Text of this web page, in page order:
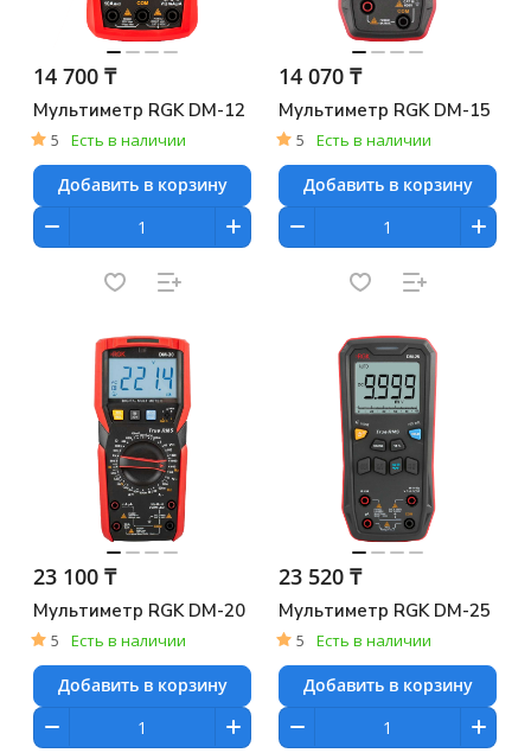
14 700 ₸
Мультиметр RGK DM-12
5 Есть в наличии
Добавить в корзину
14 070 ₸
Мультиметр RGK DM-15
5 Есть в наличии
Добавить в корзину
23 100 ₸
Мультиметр RGK DM-20
5 Есть в наличии
Добавить в корзину
23 520 ₸
Мультиметр RGK DM-25
5 Есть в наличии
Добавить в корзину